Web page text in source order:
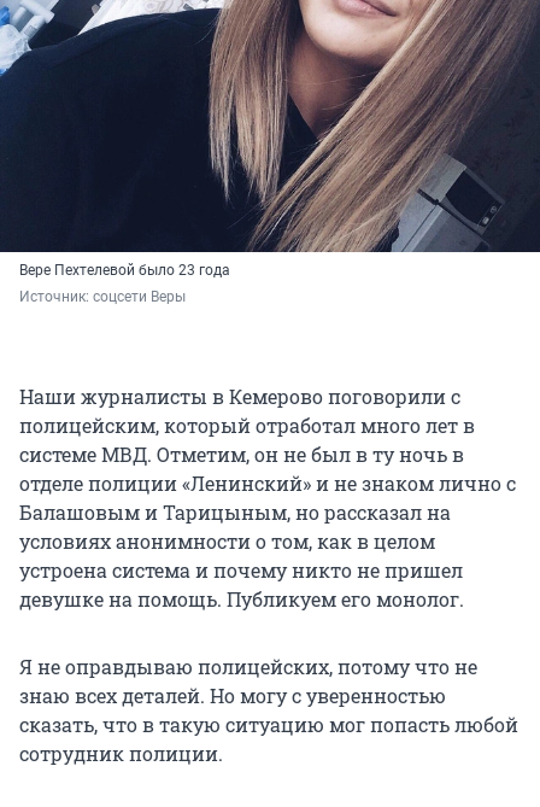
Вере Пехтелевой было 23 года
Источник: соцсети Веры
Наши журналисты в Кемерово поговорили с
полицейским, который отработал много лет в
системе МВД. Отметим, он не был в ту ночь в
отделе полиции «Ленинский» и не знаком лично с
Балашовым и Тарицыным, но рассказал на
условиях анонимности о том, как в целом
устроена система и почему никто не пришел
девушке на помощь. Публикуем его монолог.
Я не оправдываю полицейских, потому что не
знаю всех деталей. Но могу с уверенностью
сказать, что в такую ситуацию мог попасть любой
сотрудник полиции.